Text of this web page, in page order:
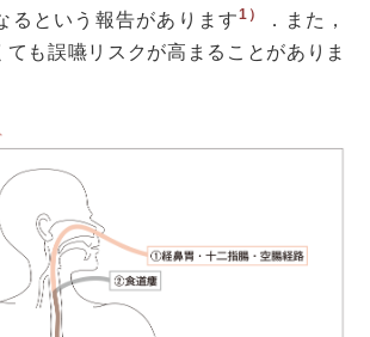
るという報告があります1）
．また，
も誤嚥リスクが高まることがありま